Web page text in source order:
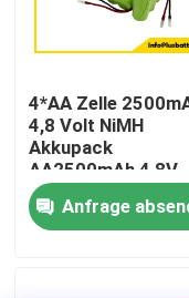
Fabrik-Ausflug
Qualitätskontrolle
Treten Sie mit
4*AA Zelle
4,8 Volt NiMH
Akkupack
AA2500mAh 4,8V
Akku
Anfrage